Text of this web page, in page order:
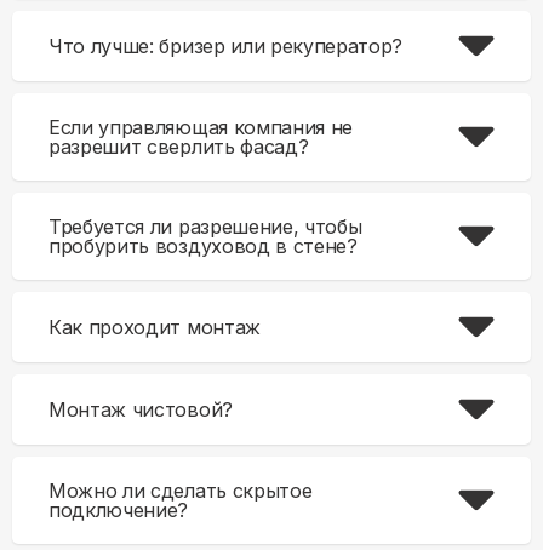
Что лучше: бризер или рекуператор?
Если управляющая компания не
разрешит сверлить фасад?
Требуется ли разрешение, чтобы
пробурить воздуховод в стене?
Как проходит монтаж
Монтаж чистовой?
Можно ли сделать скрытое
подключение?